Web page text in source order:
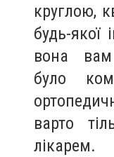
круглою,
будь-
вона вам
було
варто
лікарем.